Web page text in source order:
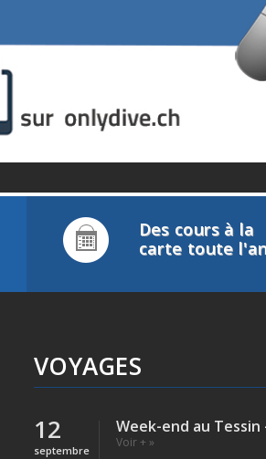
Des cours à la
carte toute
VOYAGES
12
septembre
Voir + »